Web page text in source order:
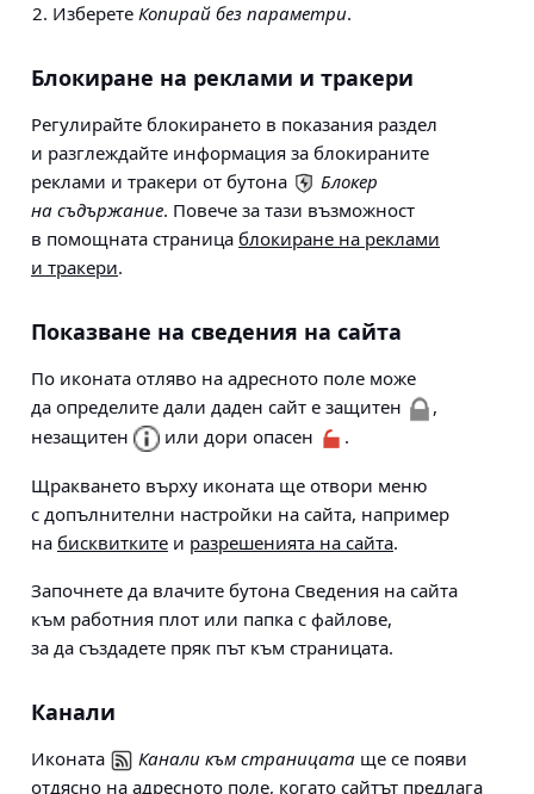
Изберете Копирай без параметри.
Блокиране на реклами и тракери
Регулирайте блокирането в показания раздел
и разглеждайте информация за блокираните
реклами и тракери от бутона
Блокер
на съдържание. Повече за тази възможност
в помощната страница блокиране на реклами
и тракери.
Показване на сведения на сайта
По иконата отляво на адресното поле може
да определите дали даден сайт е защитен
,
незащитен
или дори опасен .
Щракването върху иконата ще отвори меню
с допълнителни настройки на сайта, например
на бисквитките и разрешенията на сайта.
Започнете да влачите бутона Сведения на сайта
към работния плот или папка с файлове,
за да създадете пряк път към страницата.
Канали
Иконата Канали към страницата ще се появи
отдясно на адресното поле, когато сайтът предлага